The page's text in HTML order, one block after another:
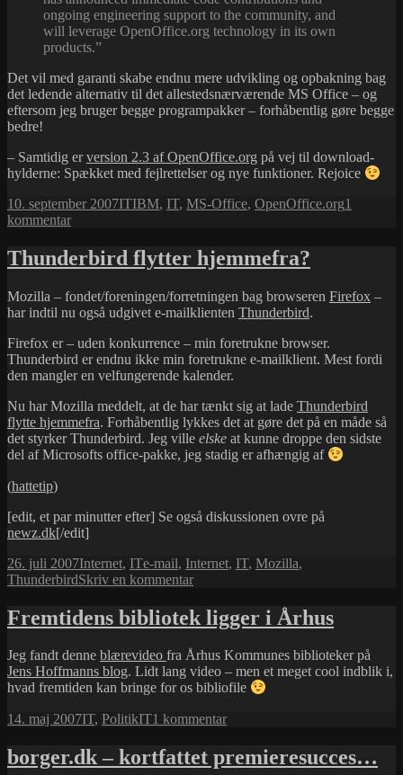
ongoing engineering support to the community, and
will leverage OpenOffice.org technology in its own
products.”
Det vil med garanti skabe endnu mere udvikling og opbakning bag
det ledende alternativ til det allestedsnærværende MS Office – og
eftersom jeg bruger begge programpakker – forhåbentlig gøre begge
bedre!
– Samtidig erversion 2.3 af OpenOffice.org på vej til download-
hylderne: Spækket med fejlrettelser og nye funktioner. Rejoice
Udgivet
i
10. september 2007Kategorier
ITTags
IBM, IT, MS-Office, OpenOffice.org1
kommentartil
med
i
Thunderbird flytter hjemmefra?
Mozilla – fondet/foreningen/forretningen bag browseren Firefox –
har indtil nu også udgivet e-mailklienten Thunderbird.
Firefox er – uden konkurrence – min foretrukne browser.
Thunderbird er endnu ikke min foretrukne e-mailklient. Mest fordi
den mangler en velfungerende kalender.
Nu har Mozilla meddelt, at de har tænkt sig at lade Thunderbird
flytte hjemmefra. Forhåbentlig lykkes det at gøre det på en måde så
det styrker Thunderbird. Jeg ville elske at kunne droppe den sidste
del af Microsofts office-pakke, jeg stadig er afhængig af
(hattetip)
[edit, et par minutter efter] Se også diskussionen ovre på
newz.dk[/edit]
Udgivet
i
26. juli 2007Kategorier
Internet, ITTags
e-mail, Internet, IT, Mozilla,
ThunderbirdSkriv en kommentartil
flytter
hjemmefra?
Fremtidens bibliotek ligger i Århus
Jeg fandt denne blærevideo fra Århus Kommunes biblioteker på
Jens Hoffmanns blog. Lidt lang video – men et meget cool indblik i,
hvad fremtiden kan bringe for os bibliofile
Udgivet
14. maj 2007Kategorier
IT, PolitikTags
IT1 kommentartil
bibliotek
ligger
borger.dk – kortfattet premieresucces…